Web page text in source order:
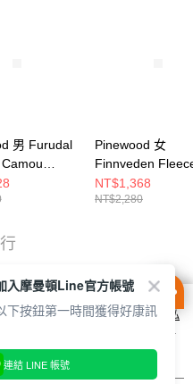
男 Furudal
Ms 刷
Pinewood 女
Finnveden
Jacket Ws 刷毛
30650815
NT$1,368
NT$2,280
cookie 方式之詳情，及若您不希
cookie 設定，請參閱本網站「
隱私
站即表示您同意本公司得按本網站使
入摩曼頓Line官方帳號
下按鈕第一時間獲得好康訊
連結 LINE 帳號